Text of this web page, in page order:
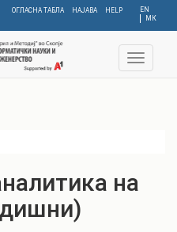
EN
МК
ОГЛАСНА ТАБЛА НАЈАВА HELP
Toggle
на